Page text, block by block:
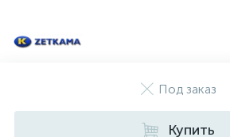
Под заказ
Купить